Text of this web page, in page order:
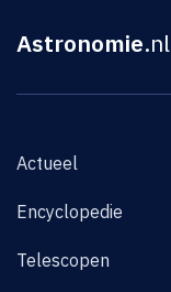
Astronomie.nl
Actueel
Encyclopedie
Telescopen